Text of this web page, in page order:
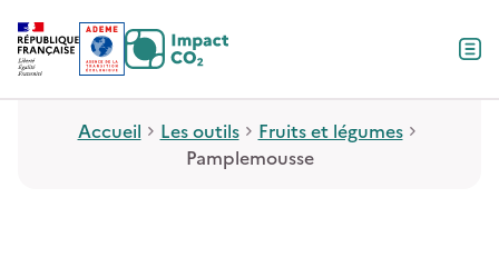
Contenu
Menu
Pied de page
Accueil Les outils
Fruits et légumes
Pamplemousse